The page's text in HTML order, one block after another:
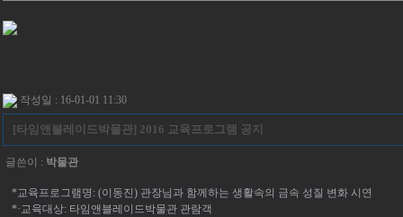
작성일 : 16-01-01 11:30
[타임앤블레이드박물관] 2016 교육프로그램 공지
글쓴이 : 박물관
*교육프로그램명: (이동진) 관장님과 함께하는 생활속의 금속 성질 변화 시연
*·교육대상: 타임앤블레이드박물관 관람객